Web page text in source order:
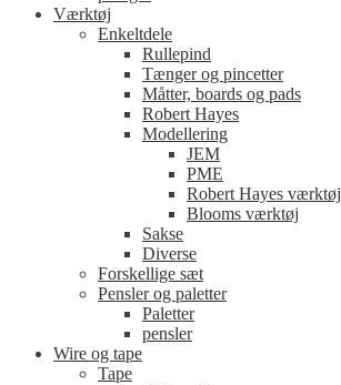
Værktøj
Enkeltdele
Rullepind
Tænger og pincetter
Måtter, boards og pads
Robert Hayes
Modellering
JEM
PME
Robert Hayes værktøj
Blooms værktøj
Sakse
Diverse
Forskellige sæt
Pensler og paletter
Paletter
pensler
Wire og tape
Tape